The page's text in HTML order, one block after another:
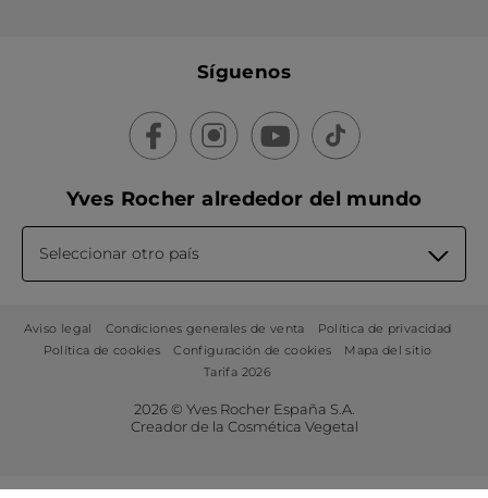
Síguenos
Yves Rocher alrededor del mundo
Seleccionar otro país
Aviso legal Condiciones generales de venta
Política de privacidad
Política de cookies
Configuración de cookies
Mapa del sitio
Tarifa 2026
2026 © Yves Rocher España S.A.
Creador de la Cosmética Vegetal